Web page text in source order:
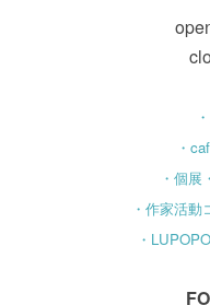
・
・個
・作家活
・